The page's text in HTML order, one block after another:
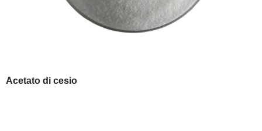
Acetato di cesio